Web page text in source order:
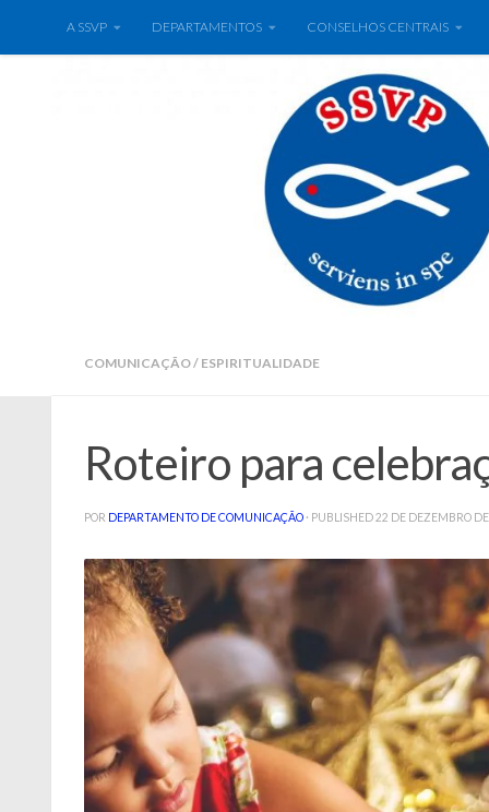
A SSVP DEPARTAMENTOS CONSELHOS CENTRAIS
COMUNICAÇÃO/ ESPIRITUALIDADE
Roteiro para
POR DEPARTAMENTO DE COMUNICAÇÃO · PUBLISHED22 DE DEZEMBRO